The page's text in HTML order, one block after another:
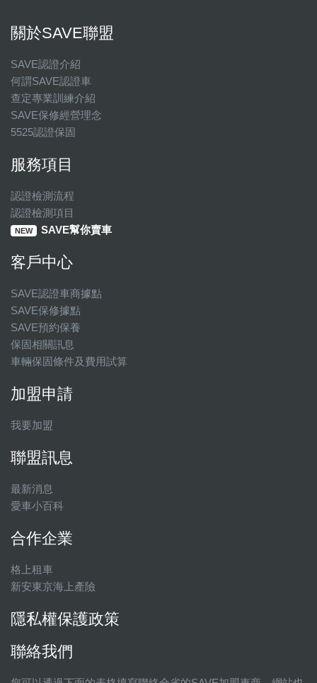
關於SAVE聯盟
SAVE認證介紹
何謂SAVE認證車
查定專業訓練介紹
SAVE保修經營理念
5525認證保固
服務項目
認證檢測流程
認證檢測項目
NEW SAVE幫你賣車
客戶中心
SAVE認證車商據點
SAVE保修據點
SAVE預約保養
保固相關訊息
車輛保固條件及費用試算
加盟申請
我要加盟
聯盟訊息
最新消息
愛車小百科
合作企業
格上租車
新安東京海上產險
隱私權保護政策
聯絡我們